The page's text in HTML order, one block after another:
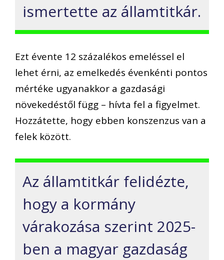
ismertette az államtitkár.
Ezt évente 12 százalékos emeléssel el
lehet érni, az emelkedés évenkénti pontos
mértéke ugyanakkor a gazdasági
növekedéstől függ – hívta fel a figyelmet.
Hozzátette, hogy ebben konszenzus van a
felek között.
Az államtitkár felidézte,
hogy a kormány
várakozása szerint 2025-
ben a magyar gazdaság